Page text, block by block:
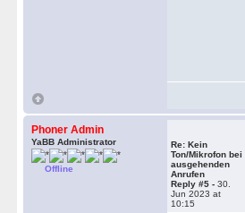
Phoner Admin
YaBB Administrator
Offline
Re: Kein
Ton/Mikrofon bei
ausgehenden
Anrufen
Reply #5 - 30.
Jun 2023 at
10:15